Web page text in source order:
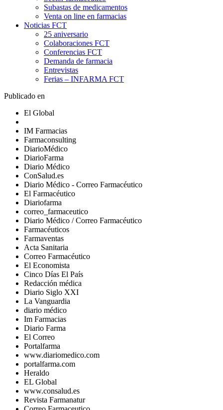
Subastas de medicamentos
Venta on line en farmacias
Noticias FCT
25 aniversario
Colaboraciones FCT
Conferencias FCT
Demanda de farmacia
Entrevistas
Ferias – INFARMA FCT
Publicado en
El Global
IM Farmacias
Farmaconsulting
DiarioMédico
DiarioFarma
Diario Médico
ConSalud.es
Diario Médico - Correo Farmacéutico
El Farmacéutico
Diariofarma
correo_farmaceutico
Diario Médico / Correo Farmacéutico
Farmacéuticos
Farmaventas
Acta Sanitaria
Correo Farmacéutico
El Economista
Cinco Días El País
Redacción médica
Diario Siglo XXI
La Vanguardia
diario médico
Im Farmacias
Diario Farma
El Correo
Portalfarma
www.diariomedico.com
portalfarma.com
Heraldo
EL Global
www.consalud.es
Revista Farmanatur